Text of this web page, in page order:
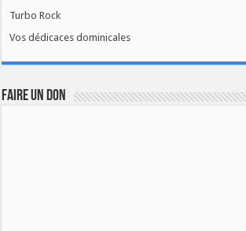
Turbo Rock
Vos dédicaces dominicales
FAIRE UN DON